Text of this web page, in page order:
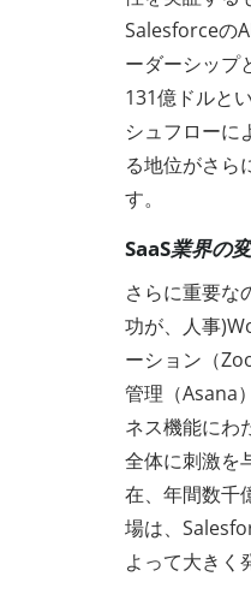
Salesforceの
ーダーシップ
131億ドルと
シュフローに
る地位がさら
す。
SaaS業界の
さらに重要な
功が、人事
ーション（
管理（Asana
ネス機能にわ
全体に刺激を
在、年間数千
場は、
よって大きく